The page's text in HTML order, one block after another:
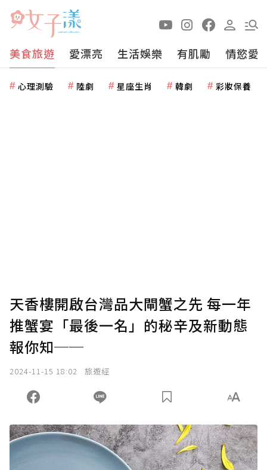
美食旅遊 愛漂亮 生活娛樂 有肌勵 情慾愛
心理測驗 陸劇 星座生肖 韓劇 彩妝保養
天香樓開啟台灣品大閘蟹之先 每一年
推蟹宴「最後一名」的秘辛及新動態
報你知──
2024-11-15 18:02 旅遊經